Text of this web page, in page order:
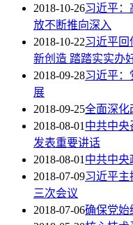
2018-10-26习近平：
放不断推向深入
2018-10-22习近平回
新创造 踏踏实实办
2018-09-28习近平：
展
2018-09-25全面深化
2018-08-01中共中央
发表重要讲话
2018-08-01中共中央
2018-07-09习近平主
三次会议
2018-07-06确保党始